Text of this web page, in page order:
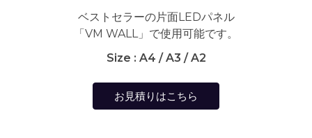
ベストセラーの片面LEDパネル
「VM WALL」で使用可能です。
Size : A4 / A3 / A2
お見積りはこちら